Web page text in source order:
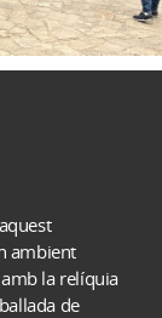
ambient
la relíquia
de